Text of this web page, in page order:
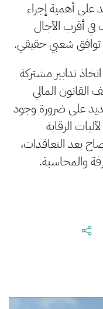
على أهمية إجراء
أقرب الآجال
توافق شعبي حقيقي.
تدابير مشتركة
القانون المالي
على ضرورة وجود
الرقابة
بعد التعاقدات،
والمحاسبة.